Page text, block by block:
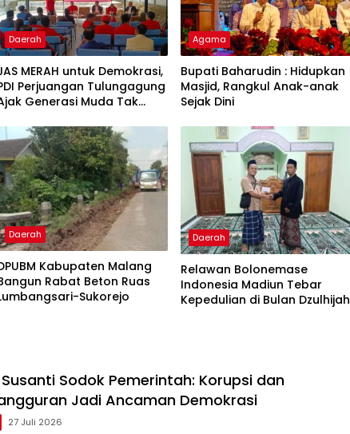
Daerah
MERAH untuk Demokrasi,
Perjuangan Tulungagung
Generasi Muda Tak
Agama
Bupati Baharudin : Hidupkan
Masjid, Rangkul Anak-anak
Sejak Dini
Daerah
Kabupaten Malang
Rabat Beton Ruas
Sukorejo
Daerah
Relawan Bolonemase
Indonesia Madiun Tebar
Kepedulian di Bulan Dzulhijah
Sodok Pemerintah: Korupsi dan
Jadi Ancaman Demokrasi
27 Juli 2026